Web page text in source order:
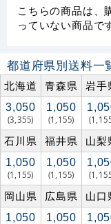
こちらの商品は、
っていない商品で
都道府県別送料一
北海道
青森県 岩手
3,050
(3,355)
1,050
(1,155)
石川県 福井県 山梨
1,050
(1,155)
1,050
(1,155)
岡山県 広島県 山口
1,050 1,050